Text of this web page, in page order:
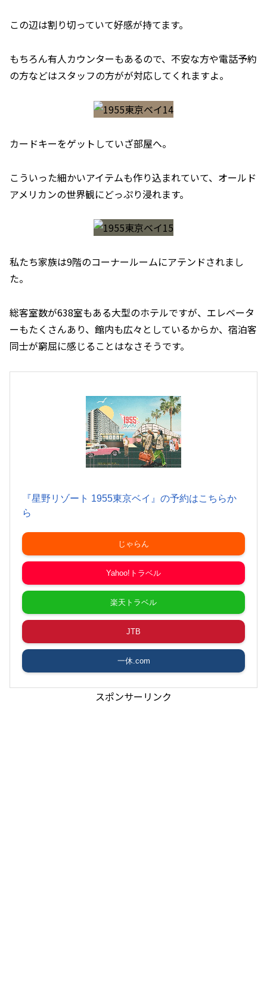
この辺は割り切っていて好感が持てます。
もちろん有人カウンターもあるので、不安な方や電話予約
の方などはスタッフの方がが対応してくれますよ。
カードキーをゲットしていざ部屋へ。
こういった細かいアイテムも作り込まれていて、オールド
アメリカンの世界観にどっぷり浸れます。
私たち家族は9階のコーナールームにアテンドされまし
た。
総客室数が638室もある大型のホテルですが、エレベータ
ーもたくさんあり、館内も広々としているからか、宿泊客
同士が窮屈に感じることはなさそうです。
『星野リゾート 1955東京ベイ』の予約はこちらか
ら
じゃらん
Yahoo!トラベル
楽天トラベル
JTB
一休.com
スポンサーリンク